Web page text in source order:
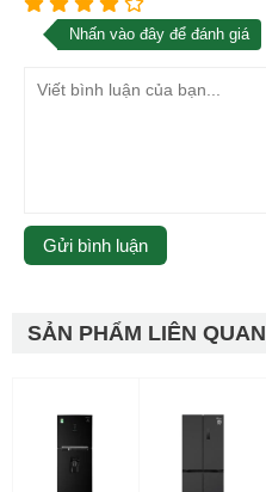
Nhấn vào đây để đánh giá
SẢN PHẨM LIÊN QUAN